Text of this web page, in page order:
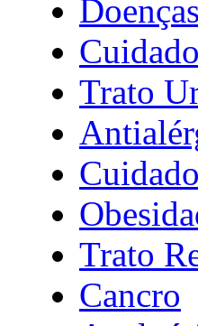
Trato
Trato
Cancro